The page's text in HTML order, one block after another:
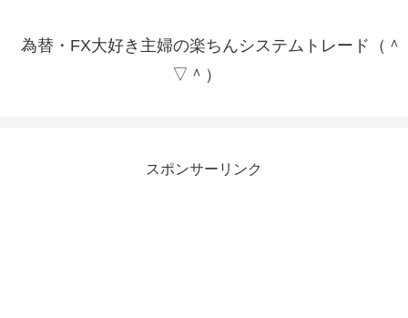
為替・FX大好き主婦の楽ちんシステムトレード（＾
▽＾）
スポンサーリンク